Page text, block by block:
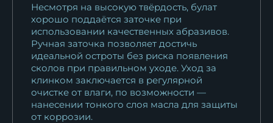
Несмотря на высокую твёрдость, булат
хорошо поддаётся заточке при
использовании качественных абразивов.
Ручная заточка позволяет достичь
идеальной остроты без риска появления
сколов при правильном уходе. Уход за
клинком заключается в регулярной
очистке от влаги, по возможности —
нанесении тонкого слоя масла для защиты
от коррозии.